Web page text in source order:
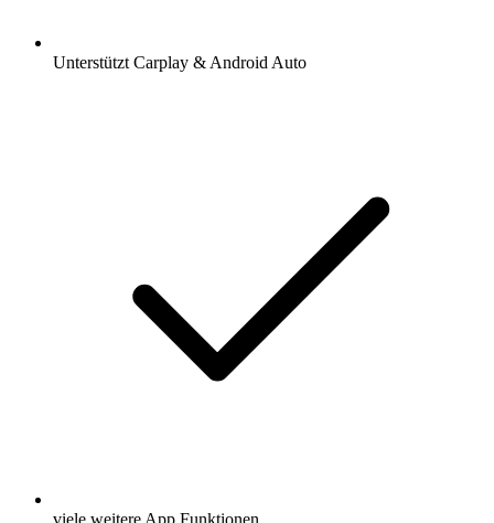
Unterstützt Carplay & Android Auto